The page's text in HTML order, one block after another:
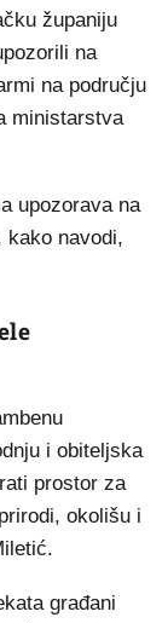
županiju
na
na području
ministarstva
upozorava na
kako navodi,
i obiteljska
prostor za
okolišu i
građani